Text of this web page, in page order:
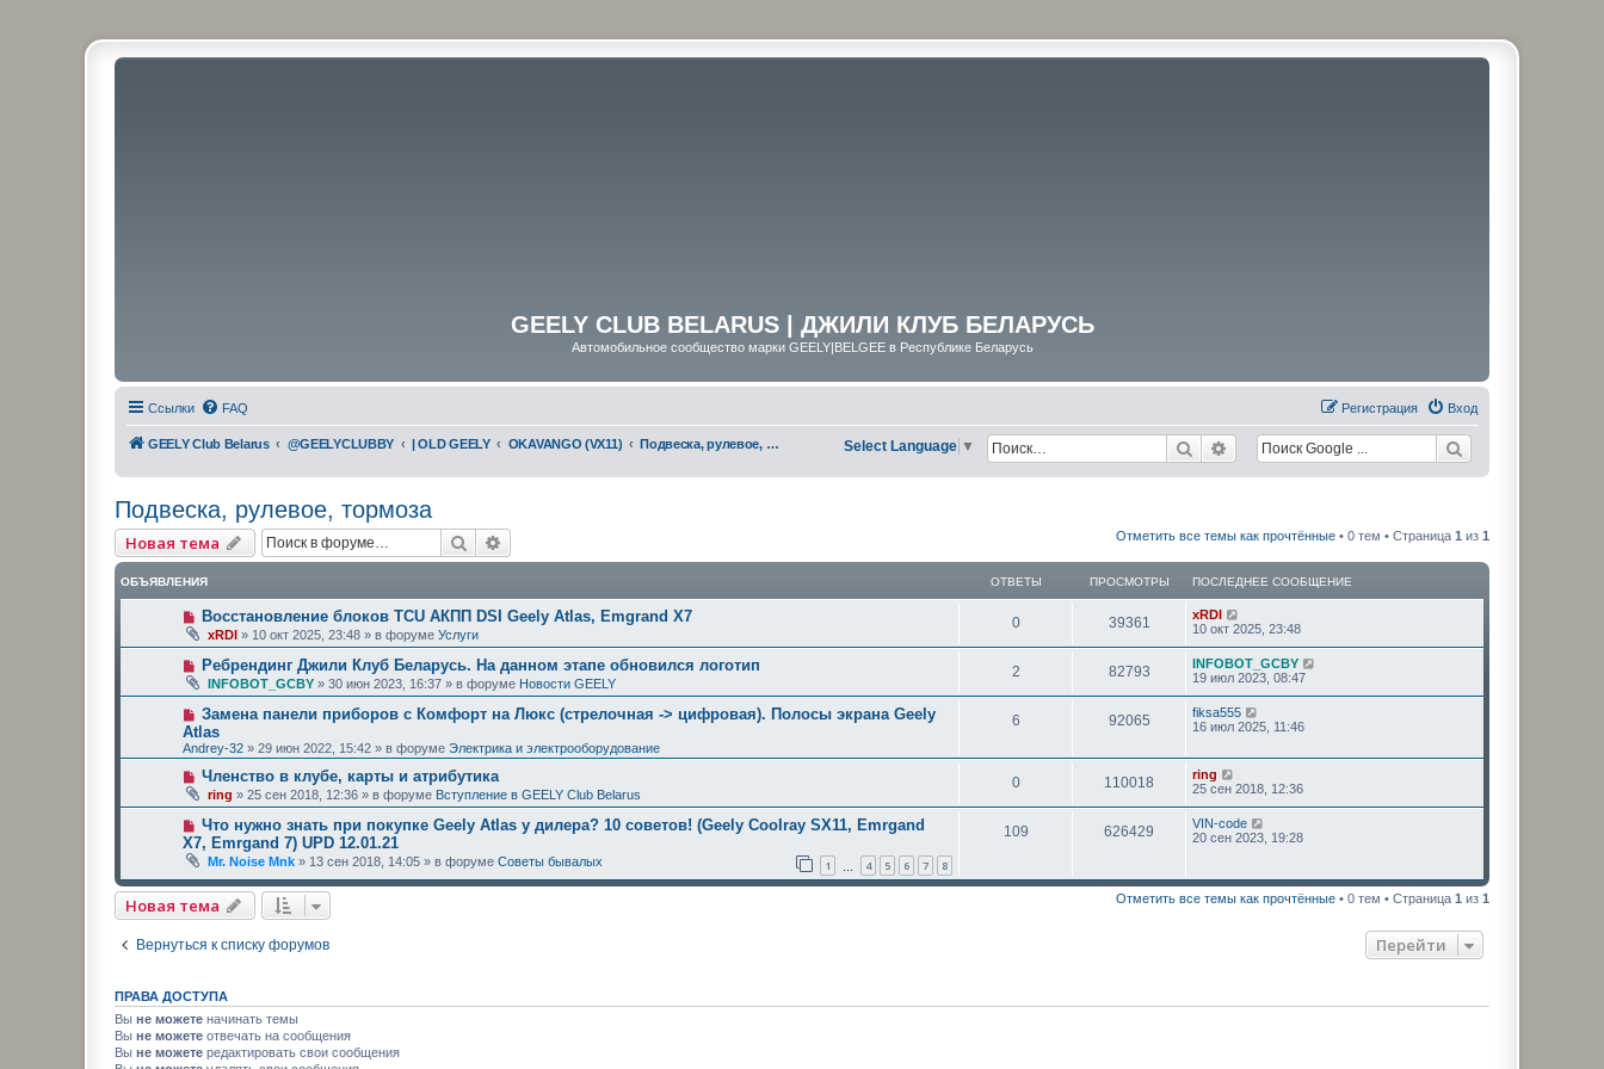
GEELY CLUB BELARUS | ДЖИЛИ КЛУБ БЕЛАРУСЬ
Автомобильное сообщество марки GEELY|BELGEE в Республике Беларусь
Ссылки FAQ Вход
Регистрация
GEELY Club Belarus @GEELYCLUBBY | OLD GEELY OKAVANGO (VX11) Подвеска, рулевое, тормоза Поиск Расширенный поиск
Select Language ▼
Подвеска, рулевое, тормоза
Новая тема Поиск Отметить все темы как прочтённые • 0 тем • Страница 1 из 1
ОБЪЯВЛЕНИЯ ОТВЕТЫ ПРОСМОТРЫ ПОСЛЕДНЕЕ СООБЩЕНИЕ
Восстановление блоков TCU АКПП DSI Geely Atlas, Emgrand X7
xRDI » 10 окт 2025, 23:48 » в форуме Услуги
0 39361
xRDI
10 окт 2025, 23:48
Ребрендинг Джили Клуб Беларусь. На данном этапе обновился логотип
INFOBOT_GCBY » 30 июн 2023, 16:37 » в форуме Новости GEELY
2 82793
INFOBOT_GCBY
19 июл 2023, 08:47
Замена панели приборов с Комфорт на Люкс (стрелочная -> цифровая). Полосы экрана Geely
Atlas
Andrey-32 » 29 июн 2022, 15:42 » в форуме Электрика и электрооборудование
6 92065
fiksa555
16 июл 2025, 11:46
Членство в клубе, карты и атрибутика
ring » 25 сен 2018, 12:36 » в форуме Вступление в GEELY Club Belarus
0 110018
ring
25 сен 2018, 12:36
Что нужно знать при покупке Geely Atlas у дилера? 10 советов! (Geely Coolray SX11, Emrgand
X7, Emrgand 7) UPD 12.01.21
Mr. Noise Mnk » 13 сен 2018, 14:05 » в форуме Советы бывалых 1 4 5 6 7 8
109 626429
VIN-code
20 сен 2023, 19:28
Новая тема Отметить все темы как прочтённые • 0 тем • Страница 1 из 1
Вернуться к списку форумов Перейти
ПРАВА ДОСТУПА
Вы не можете начинать темы
Вы не можете отвечать на сообщения
Вы не можете редактировать свои сообщения